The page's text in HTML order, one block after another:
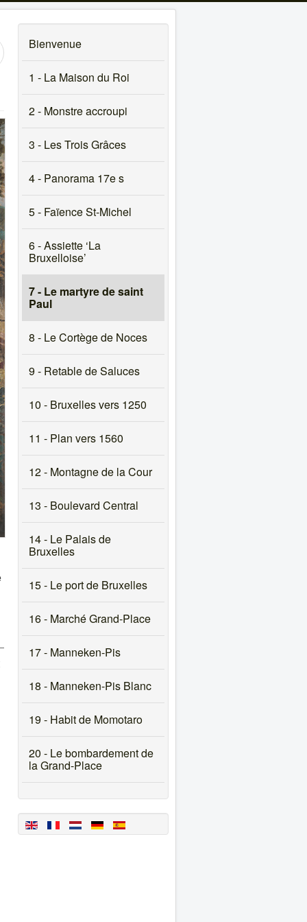
Bienvenue
1 - La Maison du Roi
2 - Monstre accroupi
3 - Les Trois Grâces
4 - Panorama 17e s
5 - Faïence St-Michel
6 - Assiette ‘La
Bruxelloise’
7 - Le martyre de saint
Paul
8 - Le Cortège de Noces
9 - Retable de Saluces
10 - Bruxelles vers 1250
11 - Plan vers 1560
12 - Montagne de la Cour
13 - Boulevard Central
14 - Le Palais de
Bruxelles
15 - Le port de Bruxelles
16 - Marché Grand-Place
17 - Manneken-Pis
18 - Manneken-Pis Blanc
19 - Habit de Momotaro
20 - Le bombardement de
la Grand-Place